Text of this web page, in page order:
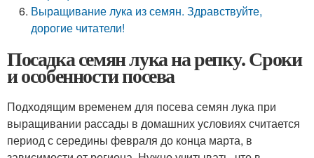
Выращивание лука из семян. Здравствуйте,
дорогие читатели!
Посадка семян лука на репку. Сроки
и особенности посева
Подходящим временем для посева семян лука при
выращивании рассады в домашних условиях считается
период с середины февраля до конца марта, в